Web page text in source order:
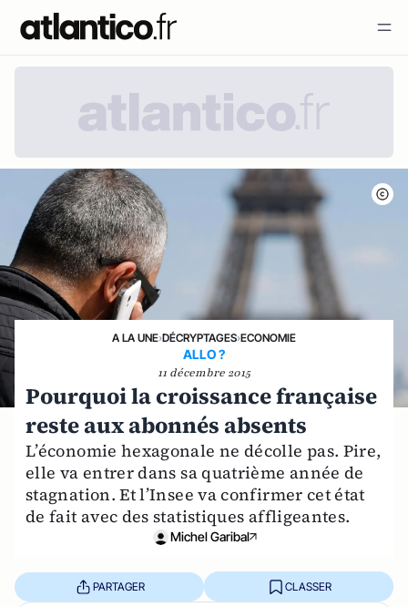
A LA UNE›DÉCRYPTAGES›ECONOMIE
ALLO ?
11 décembre 2015
Pourquoi la croissance française
reste aux abonnés absents
L’économie hexagonale ne décolle pas. Pire,
elle va entrer dans sa quatrième année de
stagnation. Et l’Insee va confirmer cet état
de fait avec des statistiques affligeantes.
Michel Garibal
PARTAGER CLASSER